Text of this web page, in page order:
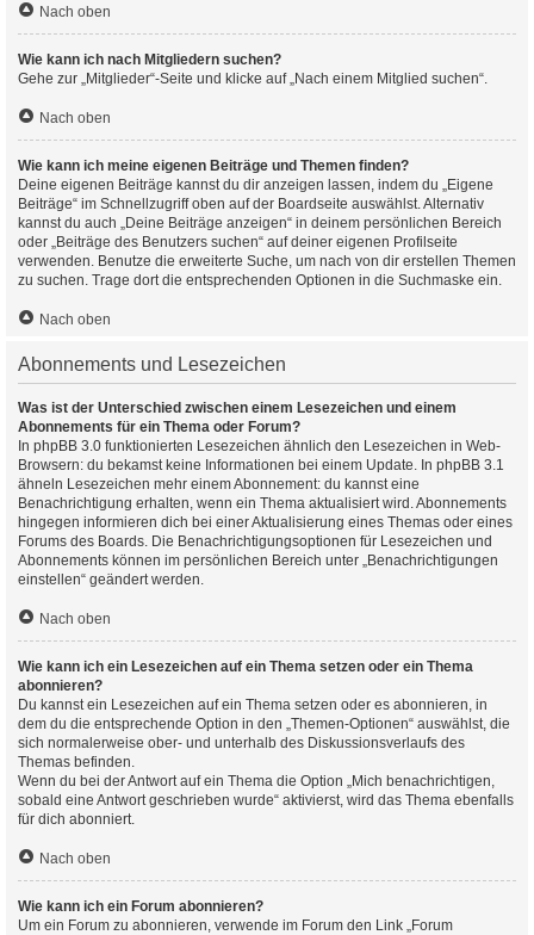
Nach oben
Wie kann ich nach Mitgliedern suchen?
Gehe zur „Mitglieder“-Seite und klicke auf „Nach einem Mitglied suchen“.
Nach oben
Wie kann ich meine eigenen Beiträge und Themen finden?
Deine eigenen Beiträge kannst du dir anzeigen lassen, indem du „Eigene
Beiträge“ im Schnellzugriff oben auf der Boardseite auswählst. Alternativ
kannst du auch „Deine Beiträge anzeigen“ in deinem persönlichen Bereich
oder „Beiträge des Benutzers suchen“ auf deiner eigenen Profilseite
verwenden. Benutze die erweiterte Suche, um nach von dir erstellen Themen
zu suchen. Trage dort die entsprechenden Optionen in die Suchmaske ein.
Nach oben
Abonnements und Lesezeichen
Was ist der Unterschied zwischen einem Lesezeichen und einem
Abonnements für ein Thema oder Forum?
In phpBB 3.0 funktionierten Lesezeichen ähnlich den Lesezeichen in Web-
Browsern: du bekamst keine Informationen bei einem Update. In phpBB 3.1
ähneln Lesezeichen mehr einem Abonnement: du kannst eine
Benachrichtigung erhalten, wenn ein Thema aktualisiert wird. Abonnements
hingegen informieren dich bei einer Aktualisierung eines Themas oder eines
Forums des Boards. Die Benachrichtigungsoptionen für Lesezeichen und
Abonnements können im persönlichen Bereich unter „Benachrichtigungen
einstellen“ geändert werden.
Nach oben
Wie kann ich ein Lesezeichen auf ein Thema setzen oder ein Thema
abonnieren?
Du kannst ein Lesezeichen auf ein Thema setzen oder es abonnieren, in
dem du die entsprechende Option in den „Themen-Optionen“ auswählst, die
sich normalerweise ober- und unterhalb des Diskussionsverlaufs des
Themas befinden.
Wenn du bei der Antwort auf ein Thema die Option „Mich benachrichtigen,
sobald eine Antwort geschrieben wurde“ aktivierst, wird das Thema ebenfalls
für dich abonniert.
Nach oben
Wie kann ich ein Forum abonnieren?
Um ein Forum zu abonnieren, verwende im Forum den Link „Forum